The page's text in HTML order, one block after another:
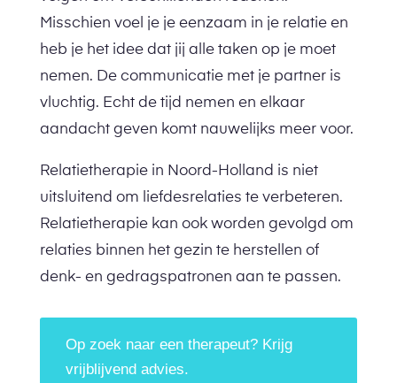
Misschien voel je je eenzaam in je relatie en
heb je het idee dat jij alle taken op je moet
nemen. De communicatie met je partner is
vluchtig. Echt de tijd nemen en elkaar
aandacht geven komt nauwelijks meer voor.
Relatietherapie in Noord-Holland is niet
uitsluitend om liefdesrelaties te verbeteren.
Relatietherapie kan ook worden gevolgd om
relaties binnen het gezin te herstellen of
denk- en gedragspatronen aan te passen.
Op zoek naar een therapeut? Krijg
vrijblijvend advies.